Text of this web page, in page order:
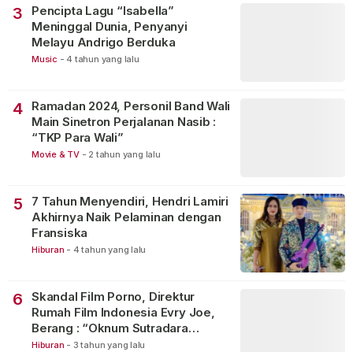
3
Pencipta Lagu “Isabella”
Meninggal Dunia, Penyanyi
Melayu Andrigo Berduka
Music - 4 tahun yang lalu
4
Ramadan 2024, Personil Band Wali
Main Sinetron Perjalanan Nasib :
“TKP Para Wali”
Movie & TV - 2 tahun yang lalu
5
7 Tahun Menyendiri, Hendri Lamiri
Akhirnya Naik Pelaminan dengan
Fransiska
Hiburan - 4 tahun yang lalu
6
Skandal Film Porno, Direktur
Rumah Film Indonesia Evry Joe,
Berang : “Oknum Sutradara
Merusak Perfilman Indonesia”!
Hiburan - 3 tahun yang lalu